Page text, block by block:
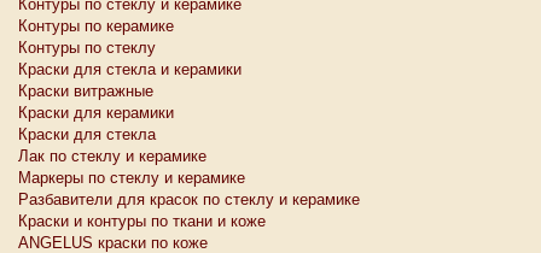
Контуры по стеклу и керамике
Контуры по керамике
Контуры по стеклу
Краски для стекла и керамики
Краски витражные
Краски для керамики
Краски для стекла
Лак по стеклу и керамике
Маркеры по стеклу и керамике
Разбавители для красок по стеклу и керамике
Краски и контуры по ткани и коже
ANGELUS краски по коже